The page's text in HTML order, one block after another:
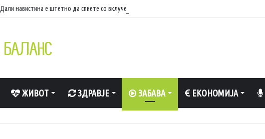
Дали навистина е штетно да спиете со вклучен вентилатор?
ЖИВОТ ЗДРАВЈЕ ЗАБАВА ЕКОНОМИЈА